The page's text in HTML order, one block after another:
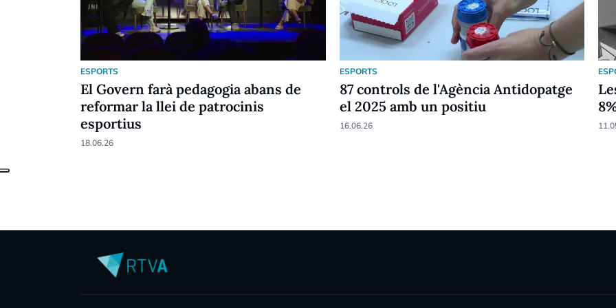
ESPORTS
El Govern farà pedagogia abans de
reformar la llei de patrocinis
esportius
18.06.26
ESPORTS
87 controls de l'Agència Antidopatge
el 2025 amb un positiu
16.06.26